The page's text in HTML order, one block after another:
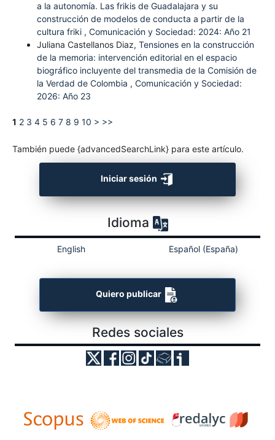
a la autonomía. Las frikis de Guadalajara y su
construcción de modelos de conducta a partir de la
cultura friki , Comunicación y Sociedad: 2024: Año 21
Juliana Castellanos Diaz, Tensiones en la construcción
de la memoria: intervención editorial en el espacio
biográfico incluyente del transmedia de la Comisión de
la Verdad de Colombia , Comunicación y Sociedad:
2026: Año 23
1 2 3 4 5 6 7 8 9 10 > >>
También puede {advancedSearchLink} para este artículo.
Iniciar sesión
Idioma
English Español (España)
Quiero publicar
Redes sociales